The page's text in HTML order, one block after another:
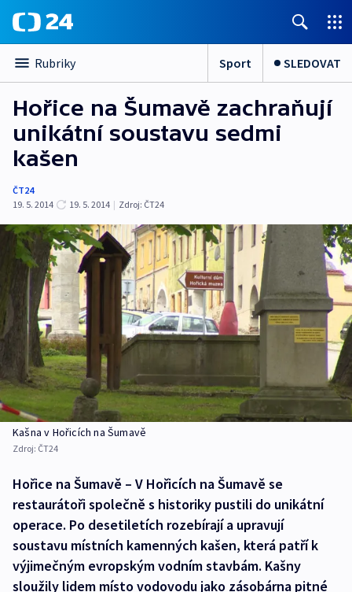
Rubriky Sport SLEDOVAT
Hořice na Šumavě zachraňují
unikátní soustavu sedmi
kašen
ČT24
19. 5. 2014
19. 5. 2014 | Zdroj: ČT24
Kašna v Hořicích na Šumavě
Zdroj: ČT24
Hořice na Šumavě – V Hořicích na Šumavě se
restaurátoři společně s historiky pustili do unikátní
operace. Po desetiletích rozebírají a upravují
soustavu místních kamenných kašen, která patří k
výjimečným evropským vodním stavbám. Kašny
sloužily lidem místo vodovodu jako zásobárna pitné